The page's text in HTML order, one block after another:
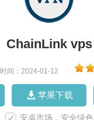
ChainLink vps
时间：2024-01-12
苹果下载
安卓市场，安全绿色